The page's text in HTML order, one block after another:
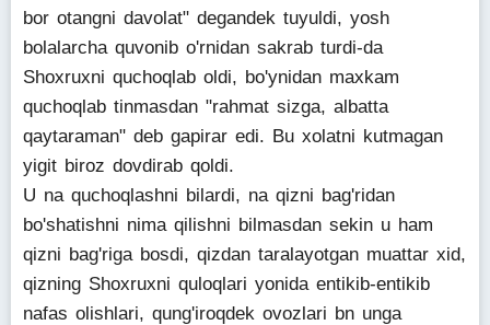
bor otangni davolat" degandek tuyuldi, yosh
bolalarcha quvonib o'rnidan sakrab turdi-da
Shoxruxni quchoqlab oldi, bo'ynidan maxkam
quchoqlab tinmasdan "rahmat sizga, albatta
qaytaraman" deb gapirar edi. Bu xolatni kutmagan
yigit biroz dovdirab qoldi.
U na quchoqlashni bilardi, na qizni bag'ridan
bo'shatishni nima qilishni bilmasdan sekin u ham
qizni bag'riga bosdi, qizdan taralayotgan muattar xid,
qizning Shoxruxni quloqlari yonida entikib-entikib
nafas olishlari, qung'iroqdek ovozlari bn unga